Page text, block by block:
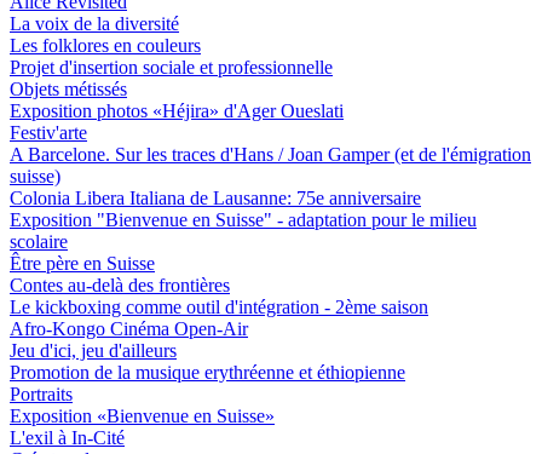
La voix de la diversité
Les folklores en couleurs
Projet d'insertion sociale et professionnelle
Objets métissés
Exposition photos «Héjira» d'Ager Oueslati
Festiv'arte
A Barcelone. Sur les traces d'Hans / Joan Gamper (et de l'émigration
suisse)
Colonia Libera Italiana de Lausanne: 75e anniversaire
Exposition "Bienvenue en Suisse" - adaptation pour le milieu
scolaire
Être père en Suisse
Contes au-delà des frontières
Le kickboxing comme outil d'intégration - 2ème saison
Afro-Kongo Cinéma Open-Air
Jeu d'ici, jeu d'ailleurs
Promotion de la musique erythréenne et éthiopienne
Portraits
Exposition «Bienvenue en Suisse»
L'exil à In-Cité